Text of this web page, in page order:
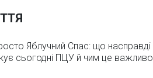
Яблучний Спас: що насправді
сьогодні ПЦУ й чим це важливо